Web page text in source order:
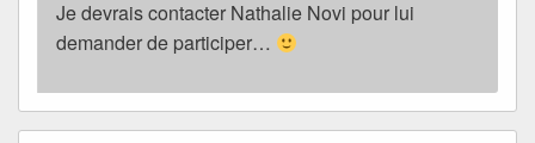
Je devrais contacter Nathalie Novi pour lui
demander de participer…